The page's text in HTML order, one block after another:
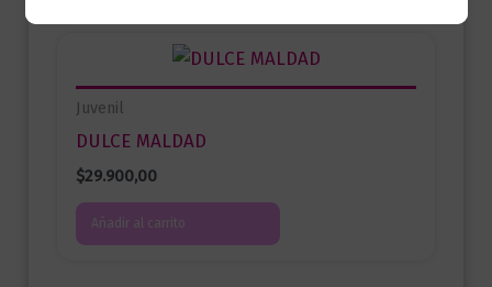
Juvenil
DULCE MALDAD
$29.900,00
Añadir al carrito